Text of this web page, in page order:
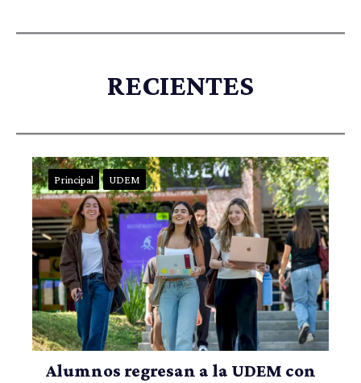
RECIENTES
Principal UDEM
Alumnos regresan a la UDEM con